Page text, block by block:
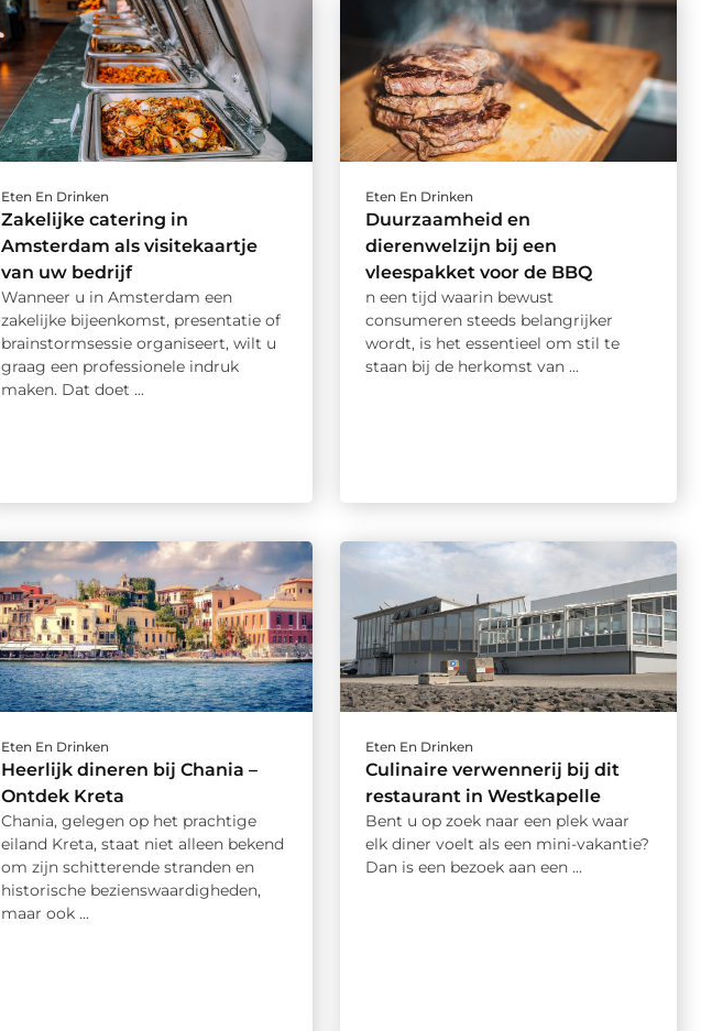
Eten En Drinken
Zakelijke catering in
Amsterdam als visitekaartje
van uw bedrijf
Wanneer u in Amsterdam een
zakelijke bijeenkomst, presentatie of
brainstormsessie organiseert, wilt u
graag een professionele indruk
maken. Dat doet ...
Eten En Drinken
Duurzaamheid en
dierenwelzijn bij een
vleespakket voor de BBQ
n een tijd waarin bewust
consumeren steeds belangrijker
wordt, is het essentieel om stil te
staan bij de herkomst van ...
Eten En Drinken
Heerlijk dineren bij Chania –
Ontdek Kreta
Chania, gelegen op het prachtige
eiland Kreta, staat niet alleen bekend
om zijn schitterende stranden en
historische bezienswaardigheden,
maar ook ...
Eten En Drinken
Culinaire verwennerij bij dit
restaurant in Westkapelle
Bent u op zoek naar een plek waar
elk diner voelt als een mini-vakantie?
Dan is een bezoek aan een ...